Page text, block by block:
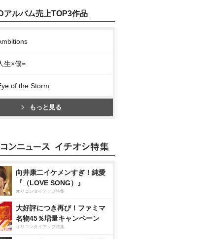
アルバム売上TOP3作品
生×僕=
of the Storm
もっと見る
向井康二イケメンすぎ！純愛
『（LOVE SONG）』
オリコンタイアップ特集
大好評につき再び！ファミマ
名物45％増量キャンペーン
オリコンタイアップ特集